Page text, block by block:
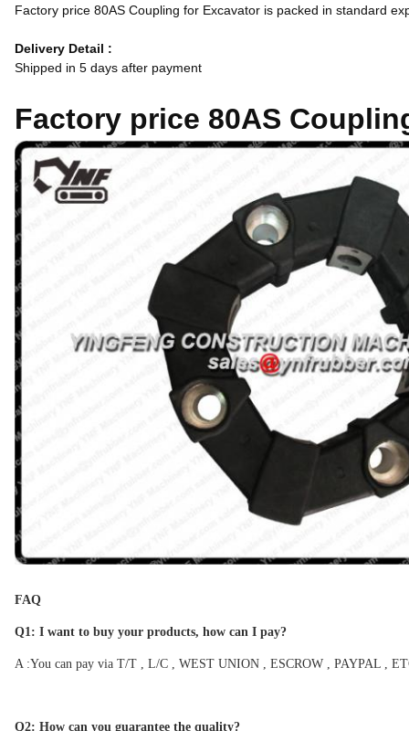
Factory price 80AS Coupling for Excavator is packed in standard
Delivery Detail :
Shipped in 5 days after payment
Factory price 80AS
FAQ
Q1 : I want to buy your products, how can I pay?
A :You can pay via T/T , L/C , WEST UNION , ESCROW , PAYPAL ,
Q2: How can you guarantee the quality?